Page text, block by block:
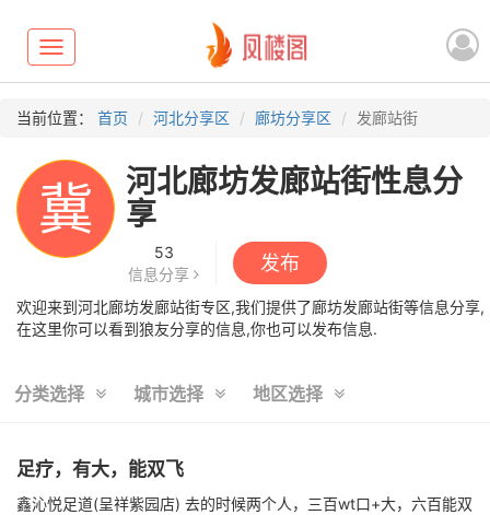
Toggle
navigation
当前位置： 首页 河北分享区 廊坊分享区 发廊站街
冀
河北廊坊发廊站街性息分
享
53
信息分享
发布
欢迎来到河北廊坊发廊站街专区,我们提供了廊坊发廊站街等信息分享,
在这里你可以看到狼友分享的信息,你也可以发布信息.
分类选择 城市选择 地区选择
足疗，有大，能双飞
鑫沁悦足道(呈祥紫园店) 去的时候两个人，三百wt口+大，六百能双